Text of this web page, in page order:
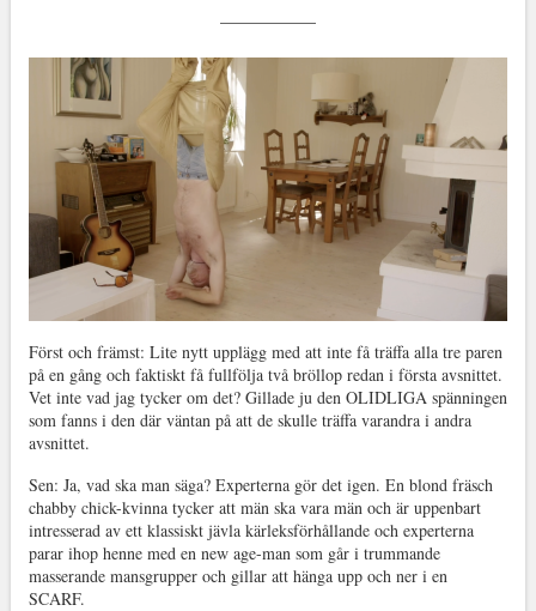
Först och främst: Lite nytt upplägg med att inte få träffa alla tre paren
på en gång och faktiskt få fullfölja två bröllop redan i första avsnittet.
Vet inte vad jag tycker om det? Gillade ju den OLIDLIGA spänningen
som fanns i den där väntan på att de skulle träffa varandra i andra
avsnittet.
Sen: Ja, vad ska man säga? Experterna gör det igen. En blond fräsch
chabby chick-kvinna tycker att män ska vara män och är uppenbart
intresserad av ett klassiskt jävla kärleksförhållande och experterna
parar ihop henne med en new age-man som går i trummande
masserande mansgrupper och gillar att hänga upp och ner i en
SCARF.